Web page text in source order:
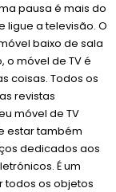
pausa é mais do
a televisão. O
baixo de sala
o móvel de TV é
coisas. Todos os
revistas
móvel de TV
estar também
dedicados aos
É um
todos os objetos